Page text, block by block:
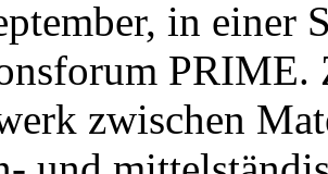
in einer
PRIME.
zwischen